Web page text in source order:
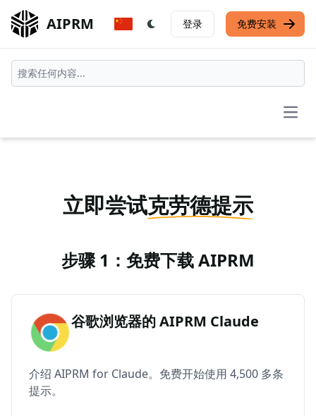
AIPRM 登录 免费安装
立即尝试克劳德提示
步骤 1：免费下载 AIPRM
谷歌浏览器的 AIPRM Claude
介绍 AIPRM for Claude。免费开始使用 4,500 多条
提示。